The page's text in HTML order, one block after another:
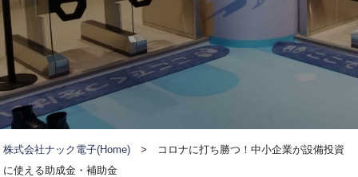
株式会社ナック電子(Home) >
コロナに打ち勝つ！中小企業が設備投資
に使える助成金・補助金